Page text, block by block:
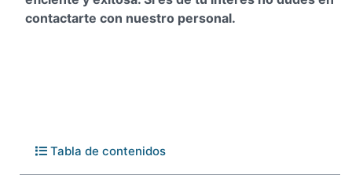
contactarte con nuestro personal.
Tabla de contenidos